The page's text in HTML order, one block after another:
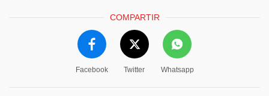
COMPARTIR
Facebook Twitter Whatsapp